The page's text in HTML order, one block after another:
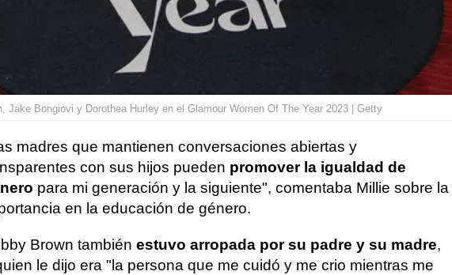
Jake Bongiovi y Dorothea Hurley en el Glamour Women Of The Year 2023 | Getty
madres que mantienen conversaciones abiertas y
con sus hijos pueden promover la igualdad de
para mi generación y la siguiente", comentaba Millie sobre la
en la educación de género.
Brown también estuvo arropada por su padre y su madre,
le dijo era "la persona que me cuidó y me crio mientras me